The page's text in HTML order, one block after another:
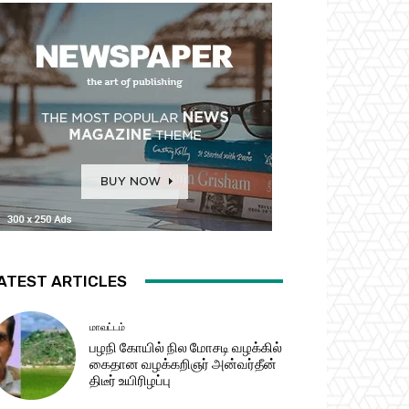
ARTICLES
மாவட்டம்
பழநி கோயில் நில மோசடி வழக்கில்
கைதான வழக்கறிஞர் அன்வர்தீன்
திடீர் உயிரிழப்பு